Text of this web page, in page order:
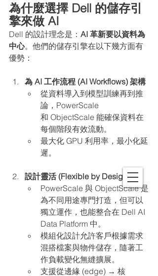
為什麼選擇 Dell 的儲存引
擎來做 AI
Dell 的設計理念是： AI 革新要以資料為
中心。他們的儲存引擎在以下幾方面有
優勢：
為 AI 工作流程 (AI Workflows) 架構
從資料導入到模型訓練再到推
論，PowerScale
和 ObjectScale 能確保資料在
每個階段有效流動。
最大化 GPU 利用率，最小化延
遲。
設計靈活 (Flexible by Design)
PowerScale 與 ObjectScale 是
為不同用途專門打造，但可以
獨立運作，也能整合在 Dell AI
Data Platform 中。
模組化設計允許客戶根據需求
混搭檔案與物件儲存，隨著工
作負載變化無縫擴展。
支援從邊緣 (edge) → 核